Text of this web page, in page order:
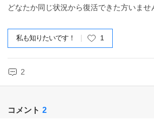
どなたか同じ状況から復活できた方いませ
私も知りたいです！ 1
2
コメント 2